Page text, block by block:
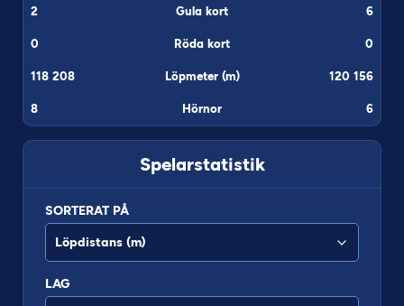
2 Gula kort 6
0 Röda kort 0
118 208 Löpmeter (m) 120 156
8 Hörnor 6
Spelarstatistik
SORTERAT PÅ
LAG